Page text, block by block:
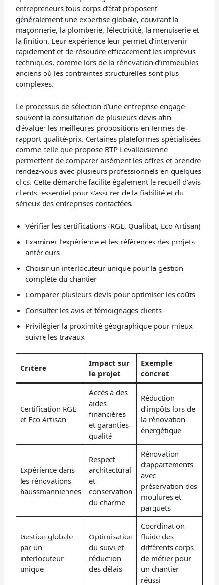
entrepreneurs tous corps d’état proposent
généralement une expertise globale, couvrant la
maçonnerie, la plomberie, l’électricité, la menuiserie et
la finition. Leur expérience leur permet d’intervenir
rapidement et de résoudre efficacement les imprévus
techniques, comme lors de la rénovation d’immeubles
anciens où les contraintes structurelles sont plus
complexes.
Le processus de sélection d’une entreprise engage
souvent la consultation de plusieurs devis afin
d’évaluer les meilleures propositions en termes de
rapport qualité-prix. Certaines plateformes spécialisées
comme celle que propose BTP Levalloisienne
permettent de comparer aisément les offres et prendre
rendez-vous avec plusieurs professionnels en quelques
clics. Cette démarche facilite également le recueil d’avis
clients, essentiel pour s’assurer de la fiabilité et du
sérieux des entreprises contactées.
Vérifier les certifications (RGE, Qualibat, Eco Artisan)
Examiner l’expérience et les références des projets
antérieurs
Choisir un interlocuteur unique pour la gestion
complète du chantier
Comparer plusieurs devis pour optimiser les coûts
Consulter les avis et témoignages clients
Privilégier la proximité géographique pour mieux
suivre les travaux
Critère
Impact sur
le projet
Exemple
concret
Certification RGE
et Eco Artisan
Accès à des
aides
financières
et garanties
qualité
Réduction
d’impôts lors de
la rénovation
énergétique
Expérience dans
les rénovations
haussmanniennes
Respect
architectural
et
conservation
du charme
Rénovation
d’appartements
avec
préservation des
moulures et
parquets
Gestion globale
par un
interlocuteur
unique
Optimisation
du suivi et
réduction
des délais
Coordination
fluide des
différents corps
de métier pour
un chantier
réussi